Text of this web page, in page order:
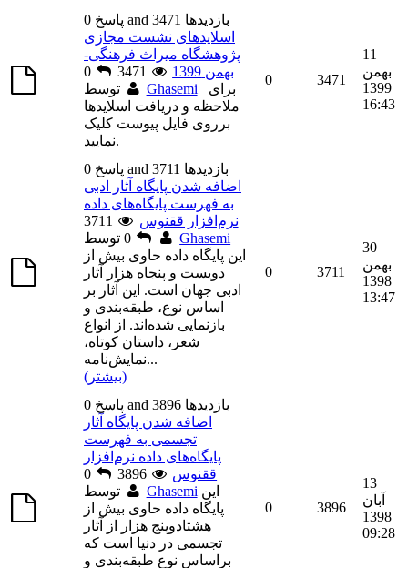
0 پاسخ and 3471 بازديدها
اسلایدهای نشست مجازی
پژوهشگاه میراث فرهنگی-
بهمن 1399
Ghasemi
ملاحظه و دریافت اسلایدها
برروی فایل پیوست کلیک
نمایید.
0 3471
11
بهمن
1399
16:43
0 پاسخ and 3711 بازديدها
اضافه شدن پایگاه آثار ادبی
به فهرست پایگاه‌های داده
نرم‌افزار ققنوس
Ghasemi
این پایگاه داده حاوی بیش از
دویست و پنجاه هزار آثار
ادبی جهان است. این آثار بر
اساس نوع، طبقه‌بندی و
بازنمایی شده‌اند. از انواع
شعر، داستان کوتاه،
نمایش‌نامه...
(بیشتر)
0 3711
30
بهمن
1398
13:47
0 پاسخ and 3896 بازديدها
اضافه شدن پایگاه آثار
تجسمی به فهرست
پایگاه‌های داده نرم‌افزار
ققنوس
3896
Ghasemi این
پایگاه داده حاوی بیش از
هشتادوپنج هزار از آثار
تجسمی در دنیا است که
براساس نوع طبقه‌بندی و
0 3896
13
آبان
1398
09:28